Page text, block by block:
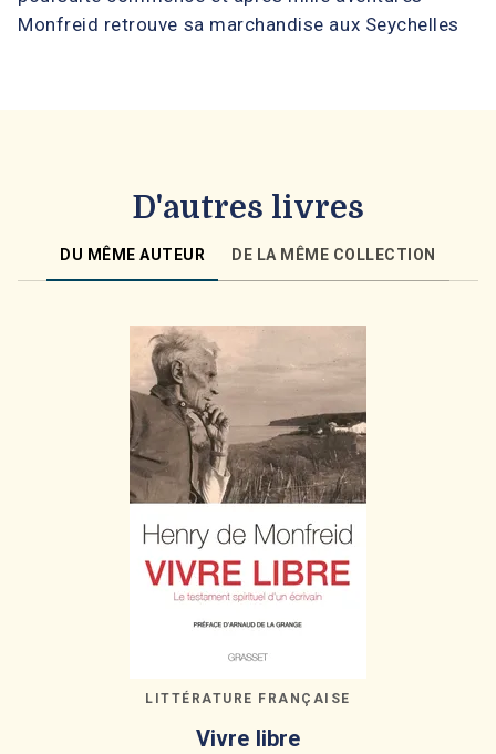
Monfreid retrouve sa marchandise aux Seychelles
D'autres livres
DU MÊME AUTEUR DE LA MÊME COLLECTION
LITTÉRATURE FRANÇAISE
Vivre libre